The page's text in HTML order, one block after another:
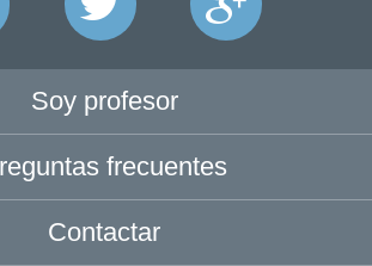
Soy profesor
frecuentes
Contactar